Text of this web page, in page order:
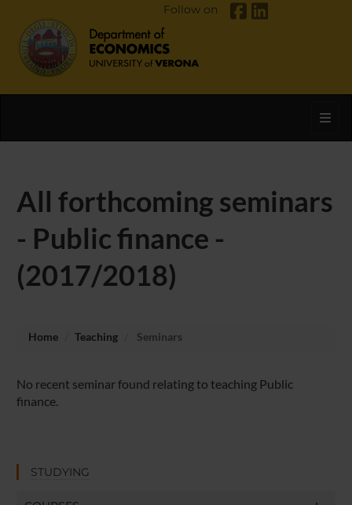
Follow on
All forthcoming seminars
- Public finance -
(2017/2018)
Home Teaching Seminars
No recent seminar found relating to teaching Public
finance.
STUDYING